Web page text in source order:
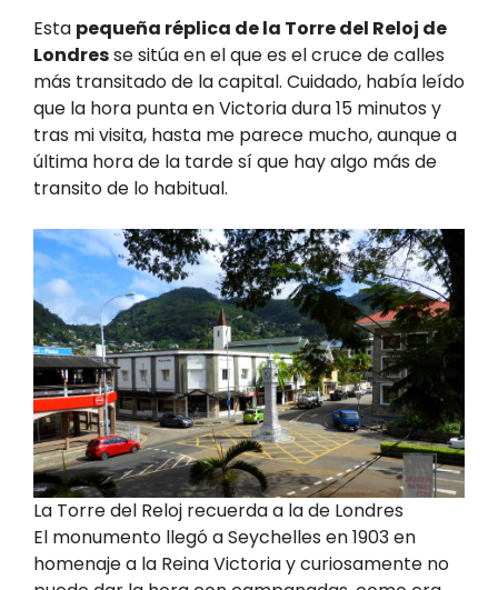
Esta pequeña réplica de la Torre del Reloj de
Londresse sitúa en el que es el cruce de calles
más transitado de la capital. Cuidado, había leído
que la hora punta en Victoria dura 15 minutos y
tras mi visita, hasta me parece mucho, aunque a
última hora de la tarde sí que hay algo más de
transito de lo habitual.
La Torre del Reloj recuerda a la de Londres
El monumento llegó a Seychelles en 1903 en
homenaje a la Reina Victoria y curiosamente no